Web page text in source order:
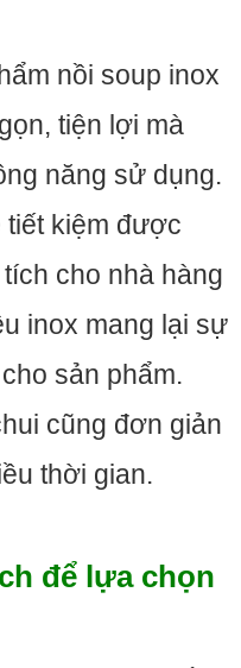
nồi soup inox
tiện lợi mà
năng sử dụng.
tiết kiệm được
cho nhà hàng
inox mang lại sự
sản phẩm.
cũng đơn giản
thời gian.
để lựa chọn